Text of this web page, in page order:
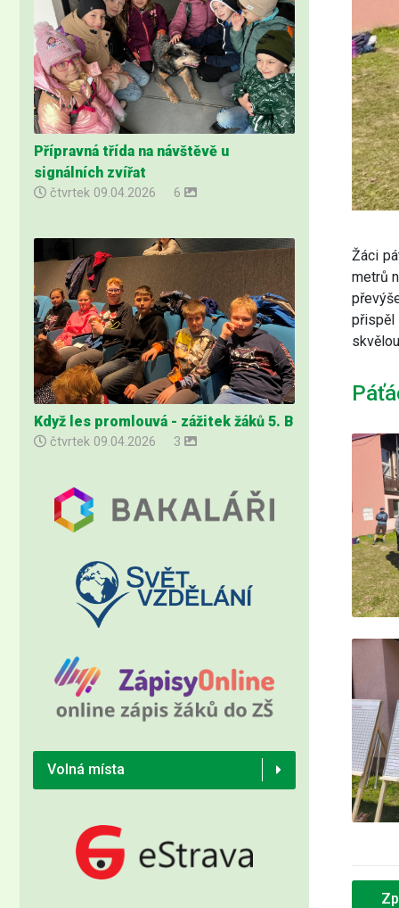
Přípravná třída na návštěvě u
signálních zvířat
čtvrtek 09.04.2026 6
Když les promlouvá - zážitek žáků 5. B
čtvrtek 09.04.2026 3
Volná místa
Žáci
metrů
přispěl